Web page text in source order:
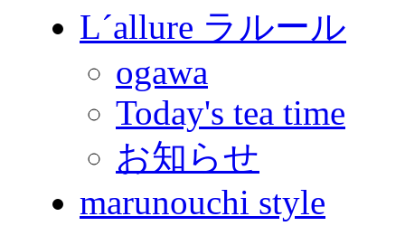
L´allure ラルール
ogawa
Today's tea time
お知らせ
marunouchi style